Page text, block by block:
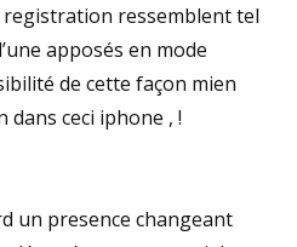
ressemblent tel
apposés en mode
de cette façon mien
dans ceci iphone , !
un presence changeant